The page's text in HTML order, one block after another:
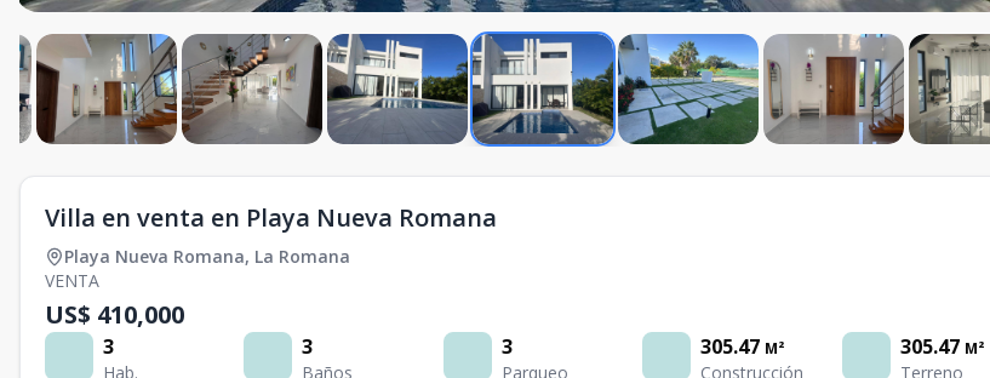
Villa en venta en Playa Nueva Romana
Playa Nueva Romana, La Romana
VENTA
US$ 410,000
3
Hab.
3
Baños
3
Parqueo
305.47 M²
Construcción
305.47 M²
Terreno